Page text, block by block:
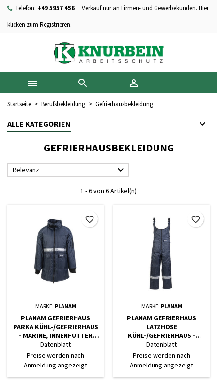
Telefon: +49 5957 456
Verkauf nur an Firmen- und Gewerbekunden. Hier
klicken zum Registrieren.
  
Startseite Berufsbekleidung Gefrierhausbekleidung
ALLE KATEGORIEN
GEFRIERHAUSBEKLEIDUNG
Relevanz 
1 - 6 von 6 Artikel(n)
MARKE: PLANAM
PLANAM GEFRIERHAUS
PARKA KÜHL-/GEFRIERHAUS
- MARINE, INNENFUTTER
KORNBLUMENBLAU
Datenblatt
Preise werden nach
Anmeldung angezeigt
favorite_border
MARKE: PLANAM
PLANAM GEFRIERHAUS
LATZHOSE
KÜHL-/GEFRIERHAUS -
MARINE, INNENFUTTER
KORNBLUMENBLAU
Datenblatt
Preise werden nach
Anmeldung angezeigt
favorite_border
Ihre Wunschlisten ×
Neue Liste anlegen
((modalTitle)) ×
((confirmMessage))
((cancelText)) ((modalDeleteText))
Wunschliste erstellen ×
Name der Wunschliste
Abbrechen Wunschliste erstellen
Anmelden ×
Sie müssen angemeldet sein, um Artikel Ihrer Wunschliste
hinzufügen zu können.
Abbrechen